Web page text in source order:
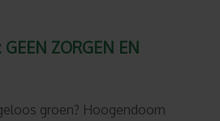
ZORGEN EN
groen? Hoogendoorn